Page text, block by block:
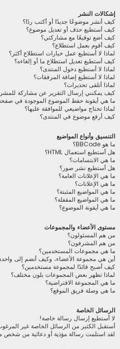
إشكالات النشر
كيف أنشر موضوعًا جديدًا أو أكتب ردًا؟
كيف أستطيع حذف أو تعديل موضوع؟
كيف أضع توقيعًا مع مشاركتي؟
كيف أقوم بعمل استطلاع؟
لماذا لا أستطيع عمل خيارات استطلاع أكثر؟
كيف أستطيع تعديل استطلاع ما أو إلغاءه؟
لماذا لا أستطيع دخول المنتدى؟
لماذا لا أستطيع إضافة المرفقات؟
لماذا أتلقى تحذيرات؟
كيف يمكنني إرسال التقرير عن مشاركة
ما هي أيقونة حفظ الموضوع الموجودة في صفحة
لماذا تحتاج مواضيعي للموافقة عليها؟
كيف أرفع موضوع في المنتدى؟
التنسيق وأنواع المواضيع
ما هو BBCode؟
هل أستطيع استعمال HTML؟
ما هي الابتسامات؟
هل أستطيع نشر صور؟
ما هي الإعلانات العامة؟
ما هي الإعلانات؟
ما هي المواضيع المثبتة؟
ما هي المواضيع المقفلة؟
ما هي أيقونة الموضوع؟
مستوى الأعضاء والمجموعات
من هم المسئولون؟
من هم المشرفون؟
ما هي مجموعات المستخدمين؟
أين هي مجموعة الأعضاء، وكيف أنضم إلى
كيف أصبح قائدًا لمجموعة مستخدمين؟
لماذا تظهر بعض المجموعات بلون مختلف؟
ما هي المجموعة الافتراضية؟
ما هي وصلة فريق الموقع؟
الرسائل الخاصة
لا أستطيع إرسال رسالة خاصة!
أستقبل الكثير من الرسائل الخاصة غير
لقد استلمت رسالة مؤذية أو دعائية من شخص